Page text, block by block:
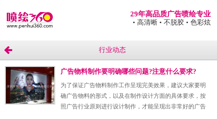
29年高品质广告喷绘专业
• 高清晰 • 不脱胶 • 色彩炫
行业动态
广告物料制作要明确哪些问题?注意什么要求?
为了保证广告物料制作工作呈现完美效果，建议大家要明
确广告物料的形式，以及在制作设计方面的具体要求，按
照广告行业原则进行设计制作，才能呈现出非常好的广告